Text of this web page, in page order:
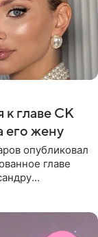
к главе СК
его жену
опубликовал
главе